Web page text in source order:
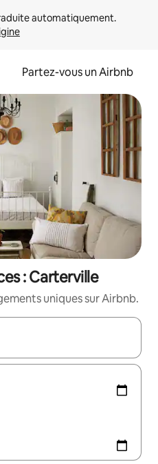
Partez-vous un Airbnb
: Carterville
uniques sur Airbnb.
parcourez-les en utilisant